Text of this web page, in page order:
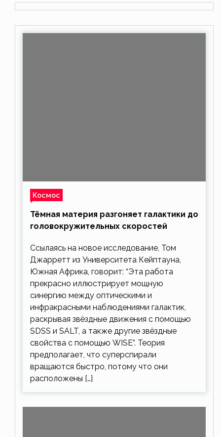
Космос
Тёмная материя разгоняет галактики до
головокружительных скоростей
Ссылаясь на новое исследование, Том
Джарретт из Университета Кейптауна,
Южная Африка, говорит: “Эта работа
прекрасно иллюстрирует мощную
синергию между оптическими и
инфракрасными наблюдениями галактик,
раскрывая звёздные движения с помощью
SDSS и SALT, а также другие звёздные
свойства с помощью WISE”. Теория
предполагает, что суперспирали
вращаются быстро, потому что они
расположены […]